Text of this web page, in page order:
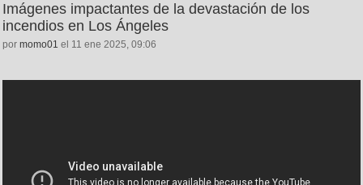
Imágenes impactantes de la devastación de los
incendios en Los Ángeles
por momo01 el 11 ene 2025, 09:06